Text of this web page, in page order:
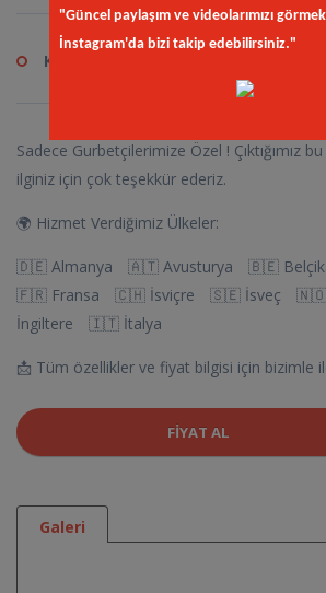
Kod
Sadece Gurbetçilerimize Özel ! Çıktığımız
ilginiz için çok teşekkür ederiz.
🌍 Hizmet Verdiğimiz Ülkeler:
🇩🇪 Almanya 🇦🇹 Avusturya 🇧🇪
🇫🇷 Fransa 🇨🇭 İsviçre 🇸🇪 İsveç
İngiltere 🇮🇹 İtalya
📩 Tüm özellikler ve fiyat bilgisi için bizimle
FIYAT AL
Galeri
"Güncel paylaşım ve videolarımızı
İnstagram'da bizi takip edebilirsiniz."